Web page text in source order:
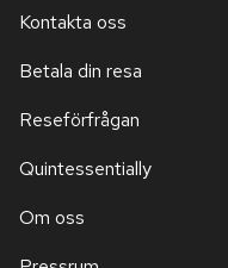
Kontakta oss
Betala din resa
Reseförfrågan
Quintessentially
Om oss